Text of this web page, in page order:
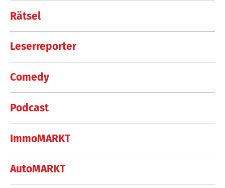
Rätsel
Leserreporter
Comedy
Podcast
ImmoMARKT
AutoMARKT